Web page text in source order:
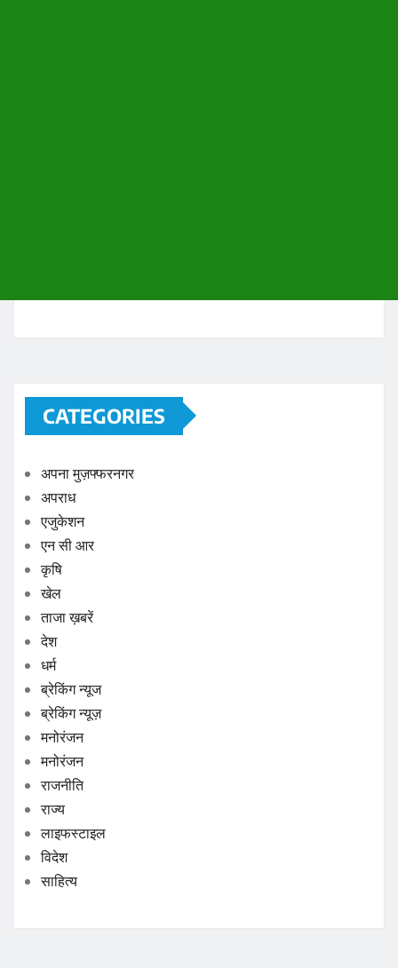
CATEGORIES
अपना मुज़फ्फरनगर
अपराध
एजुकेशन
एन सी आर
कृषि
खेल
ताजा ख़बरें
देश
धर्म
ब्रेकिंग न्यूज
ब्रेकिंग न्यूज़
मनोरंजन
मनोरंजन
राजनीति
राज्य
लाइफस्टाइल
विदेश
साहित्य